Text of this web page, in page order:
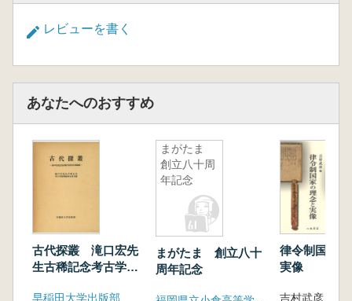
レビューを書く
あなたへのおすすめ
古代探叢 滝口宏先
生古稀記念考古学論
早稲田大学出版部
まがたま
創立八十周
年記念
まがたま 創立八十
周年記念
律令制国家
実像
吉村武彦 編集